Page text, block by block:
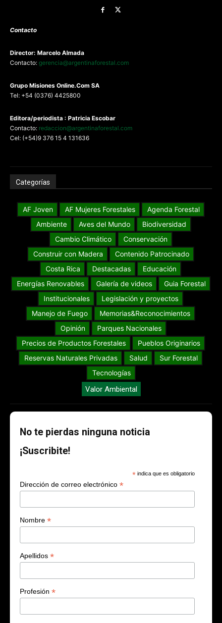
Contacto
Director: Marcelo Almada
Contacto: gerencia@argentinaforestal.com
Grupo Misiones Online.Com SA
Tel: +54 (0376) 4425800
Editora/periodista : Patricia Escobar
Contacto: redaccion@argentinaforestal.com
Cel: (+54)9 376 15 4 131636
Categorías
AF Joven AF Mujeres Forestales
Agenda Forestal
Ambiente
Aves del Mundo
Biodiversidad
Cambio Climático
Conservación
Construir con Madera
Contenido Patrocinado
Costa Rica
Destacadas
Educación
Energías Renovables
Galería de videos
Guia Forestal
Institucionales
Legislación y proyectos
Manejo de Fuego
Memorias&Reconocimientos
Opinión
Parques Nacionales
Precios de Productos Forestales
Pueblos Originarios
Reservas Naturales Privadas
Salud
Sur Forestal
Tecnologías
Valor Ambiental
No te pierdas ninguna noticia
¡Suscribite!
* indica que es obligatorio
Dirección de correo electrónico *
Nombre *
Apellidos *
Profesión *